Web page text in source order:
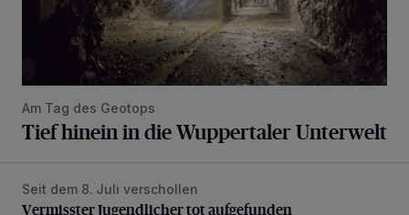
Am Tag des Geotops
Tief hinein in die Wuppertaler Unterwelt
Vermisster Jugendlicher tot aufgefunden
Seit dem 8. Juli verschollen
Vermisster Jugendlicher tot aufgefunden